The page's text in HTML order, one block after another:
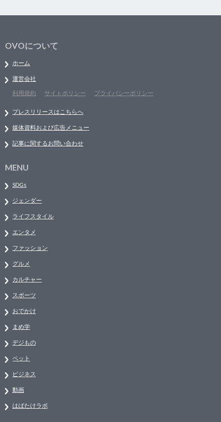
OVOについて
ホーム
運営会社
利用規約
サイトポリシー プライバシーポリシー
プレスリリースはこちらへ
媒体資料および広告メニュー
記事に関するお問い合わせ
MENU
SDGs
ジェンダー
ライフスタイル
エンタメ
ファッション
グルメ
カルチャー
スポーツ
おでかけ
まめ学
デジもの
ペット
ビジネス
動画
はばたけラボ